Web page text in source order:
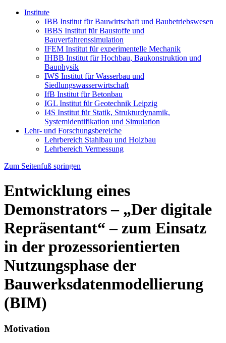
Institute
IBB Institut für Bauwirtschaft und Baubetriebswesen
IBBS Institut für Baustoffe und
Bauverfahrenssimulation
IFEM Institut für experimentelle Mechanik
IHBB Institut für Hochbau, Baukonstruktion und
Bauphysik
IWS Institut für Wasserbau und
Siedlungswasserwirtschaft
IfB Institut für Betonbau
IGL Institut für Geotechnik Leipzig
I4S Institut für Statik, Strukturdynamik,
Systemidentifikation und Simulation
Lehr- und Forschungsbereiche
Lehrbereich Stahlbau und Holzbau
Lehrbereich Vermessung
Zum Seitenfuß springen
Entwicklung eines
Demonstrators – „Der digitale
Repräsentant“ – zum Einsatz
in der prozessorientierten
Nutzungsphase der
Bauwerksdatenmodellierung
(BIM)
Motivation